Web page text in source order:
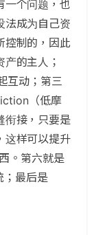
一个问题，也
法成为自己资
控制的，因此
的主人；
互动；第三
（低摩
衔接，只要是
这样可以提升
。第六就是
最后是